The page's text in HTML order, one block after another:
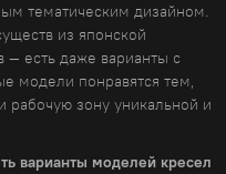
тематическим дизайном.
из японской
есть даже варианты с
модели понравятся тем,
рабочую зону уникальной и
варианты моделей кресел